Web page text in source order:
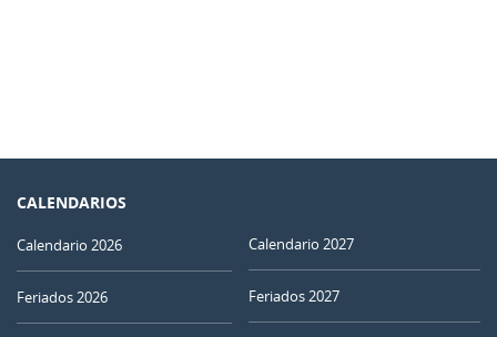
CALENDARIOS
Calendario 2026
Feriados 2026
Calendario 2027
Feriados 2027